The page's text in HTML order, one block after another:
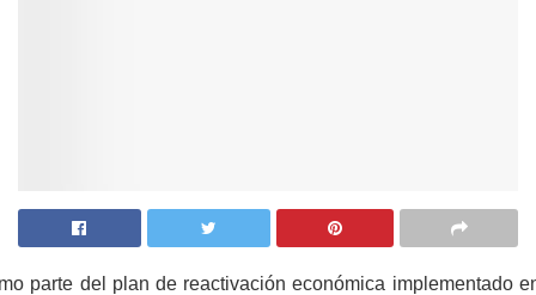
parte del plan de reactivación económica implementado